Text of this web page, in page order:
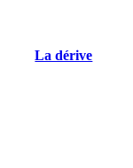
La dérive